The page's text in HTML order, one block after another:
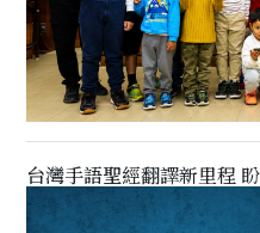
台灣手語聖經翻譯新里程